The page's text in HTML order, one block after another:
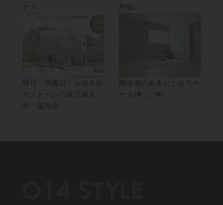
ナー
外観♪
明日・明後日！みゆき台
モノトーンの家完成見
学・販売会
開放感のあるたたみスペ
ース(❁´◡`❁)